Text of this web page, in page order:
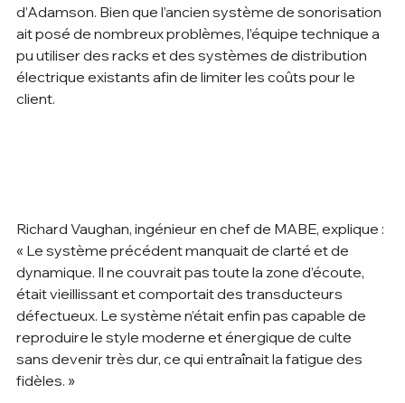
d’Adamson. Bien que l’ancien système de sonorisation
ait posé de nombreux problèmes, l’équipe technique a
pu utiliser des racks et des systèmes de distribution
électrique existants afin de limiter les coûts pour le
client.
Richard Vaughan, ingénieur en chef de MABE, explique :
« Le système précédent manquait de clarté et de
dynamique. Il ne couvrait pas toute la zone d’écoute,
était vieillissant et comportait des transducteurs
défectueux. Le système n’était enfin pas capable de
reproduire le style moderne et énergique de culte
sans devenir très dur, ce qui entraînait la fatigue des
fidèles. »